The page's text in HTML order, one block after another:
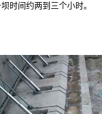
时间约两到三个小时。